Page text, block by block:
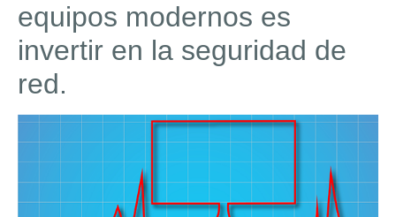
equipos modernos es
invertir en la seguridad de
red.